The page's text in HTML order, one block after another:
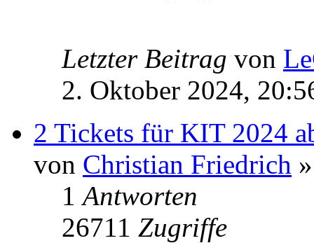
Letzter Beitrag von
2. Oktober 2024,
2 Tickets für KIT 2024
von Christian Friedrich
1Antworten
26711 Zugriffe